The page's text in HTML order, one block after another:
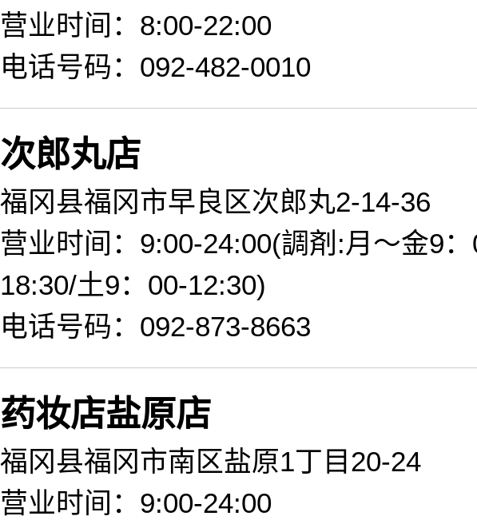
营业时间：8:00-22:00
电话号码：092-482-0010
次郎丸店
福冈县福冈市早良区次郎丸2-14-36
营业时间：9:00-24:00(調剤:月～金9
18:30/土9：00-12:30)
电话号码：092-873-8663
药妆店盐原店
福冈县福冈市南区盐原1丁目20-24
营业时间：9:00-24:00